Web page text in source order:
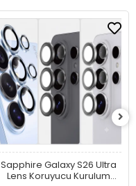
Sapphire Galaxy S26 Ultra
Lens Koruyucu Kurulum